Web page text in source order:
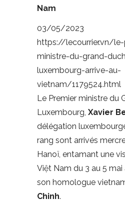
Nam
03/05/2023
https://lecourrier.vn/le-
ministre-du-grand-
luxembourg-arrive-au-
vietnam/1179524.html
Le Premier ministre du
Luxembourg, Xavier
délégation
rang sont arrivés
Hanoï, entamant une
Việt Nam du 3 au 5 mai
son homologue
Chinh.